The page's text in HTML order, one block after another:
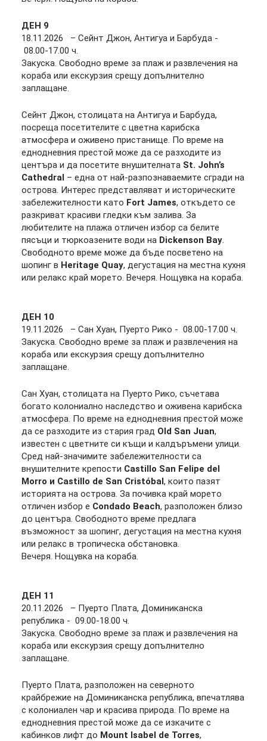
ДЕН 9
18.11.2026 – Сейнт Джон, Антигуа и Барбуда -
08.00-17.00 ч.
Закуска. Свободно време за плаж и развлечения на
кораба или екскурзия срещу допълнително
заплащане.
Сейнт Джон, столицата на Антигуа и Барбуда,
посреща посетителите с цветна карибска
атмосфера и оживено пристанище. По време на
еднодневния престой може да се разходите из
центъра и да посетите внушителната St. John’s
Cathedral – една от най-разпознаваемите сгради на
острова. Интерес представляват и историческите
забележителности като Fort James, откъдето се
разкриват красиви гледки към залива. За
любителите на плажа отличен избор са белите
пясъци и тюркоазените води на Dickenson Bay.
Свободното време може да бъде посветено на
шопинг в Heritage Quay, дегустация на местна кухня
или релакс край морето. Вечеря. Нощувка на кораба.
ДЕН 10
19.11.2026 – Сан Хуан, Пуерто Рико - 08.00-17.00 ч.
Закуска. Свободно време за плаж и развлечения на
кораба или екскурзия срещу допълнително
заплащане.
Сан Хуан, столицата на Пуерто Рико, съчетава
богато колониално наследство и оживена карибска
атмосфера. По време на еднодневния престой може
да се разходите из стария град Old San Juan,
известен с цветните си къщи и калдъръмени улици.
Сред най-значимите забележителности са
внушителните крепости Castillo San Felipe del
Morro и Castillo de San Cristóbal, които пазят
историята на острова. За почивка край морето
отличен избор е Condado Beach, разположен близо
до центъра. Свободното време предлага
възможност за шопинг, дегустация на местна кухня
или релакс в тропическа обстановка.
Вечеря. Нощувка на кораба.
ДЕН 11
20.11.2026 – Пуерто Плата, Доминиканска
република - 09.00-18.00 ч.
Закуска. Свободно време за плаж и развлечения на
кораба или екскурзия срещу допълнително
заплащане.
Пуерто Плата, разположен на северното
крайбрежие на Доминиканска република, впечатлява
с колониален чар и красива природа. По време на
еднодневния престой може да се изкачите с
кабинков лифт до Mount Isabel de Torres,